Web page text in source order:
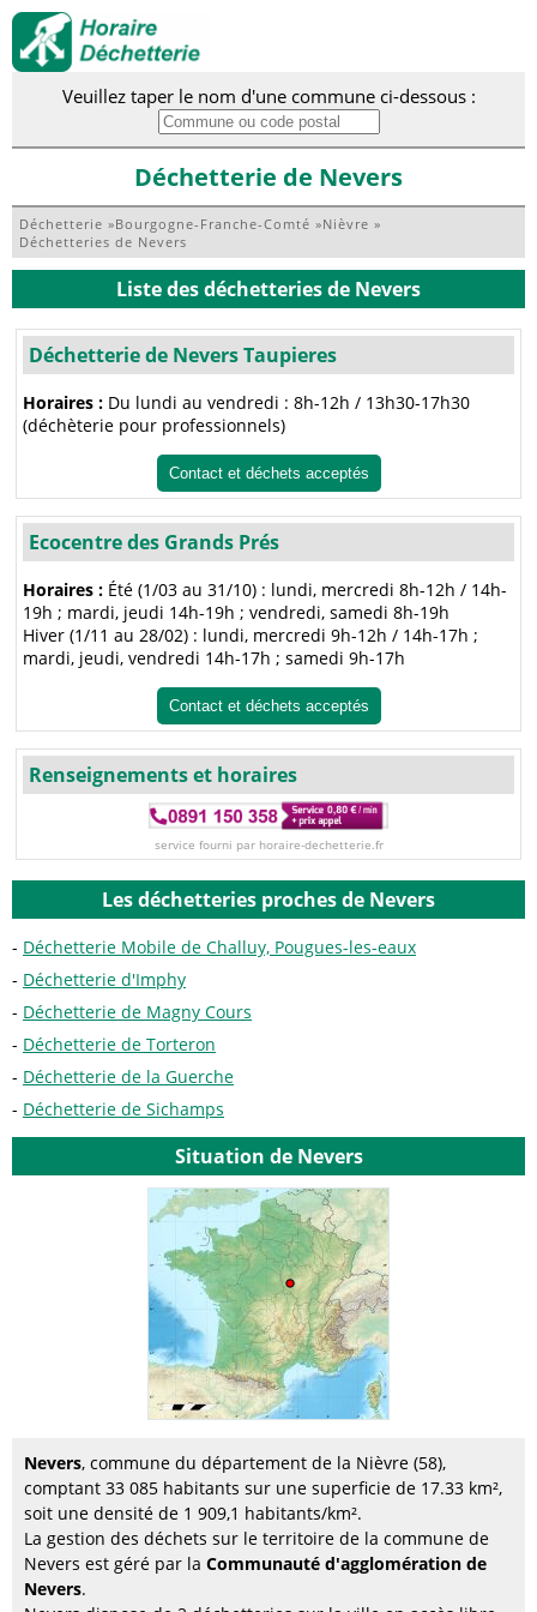
Veuillez taper le nom d'une commune ci-dessous :
Déchetterie de Nevers
Déchetterie »Bourgogne-Franche-Comté »Nièvre »
Déchetteries de Nevers
Liste des déchetteries de Nevers
Déchetterie de Nevers Taupieres
Horaires : Du lundi au vendredi : 8h-12h / 13h30-17h30
(déchèterie pour professionnels)
Contact et déchets acceptés
Ecocentre des Grands Prés
Horaires : Été (1/03 au 31/10) : lundi, mercredi 8h-12h / 14h-
19h ; mardi, jeudi 14h-19h ; vendredi, samedi 8h-19h
Hiver (1/11 au 28/02) : lundi, mercredi 9h-12h / 14h-17h ;
mardi, jeudi, vendredi 14h-17h ; samedi 9h-17h
Contact et déchets acceptés
Renseignements et horaires
service fourni par horaire-dechetterie.fr
Les déchetteries proches de Nevers
Déchetterie Mobile de Challuy, Pougues-les-eaux
Déchetterie d'Imphy
Déchetterie de Magny Cours
Déchetterie de Torteron
Déchetterie de la Guerche
Déchetterie de Sichamps
Situation de Nevers
Nevers, commune du département de la Nièvre (58),
comptant 33 085 habitants sur une superficie de 17.33 km²,
soit une densité de 1 909,1 habitants/km².
La gestion des déchets sur le territoire de la commune de
Nevers est géré par la Communauté d'agglomération de
Nevers.